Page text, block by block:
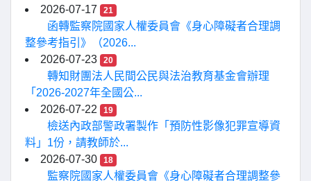
2026-07-17
21
函轉監察院國家人權委員會《身心障礙者合理調
整參考指引》（2026...
2026-07-23
20
轉知財團法人民間公民與法治教育基金會辦理
「2026-2027年全國公...
2026-07-22
19
檢送內政部警政署製作「預防性影像犯罪宣導資
料」1份，請教師於...
2026-07-30
18
監察院國家人權委員會《身心障礙者合理調整參